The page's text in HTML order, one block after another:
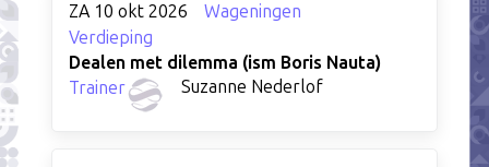
ZA 10 okt 2026
Wageningen
Verdieping
Dealen met dilemma (ism Boris Nauta)
Trainer
Suzanne Nederlof